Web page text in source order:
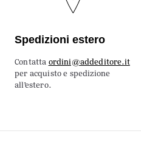
Spedizioni estero
Contatta ordini@addeditore.it
per acquisto e spedizione
all’estero.